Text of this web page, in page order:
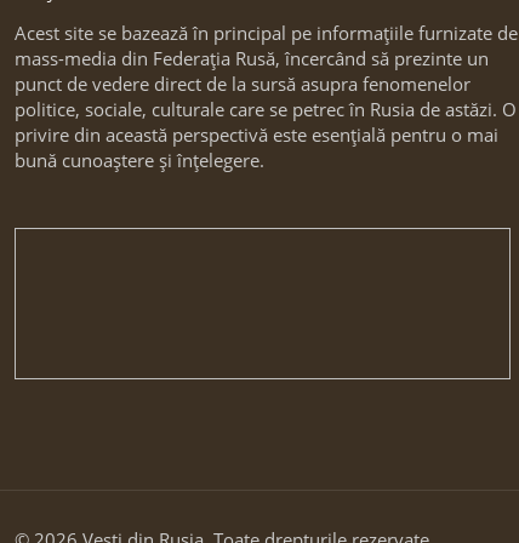
Acest site se bazează în principal pe informațiile furnizate de
mass-media din Federația Rusă, încercând să prezinte un
punct de vedere direct de la sursă asupra fenomenelor
politice, sociale, culturale care se petrec în Rusia de astăzi. O
privire din această perspectivă este esențială pentru o mai
bună cunoaștere și înțelegere.